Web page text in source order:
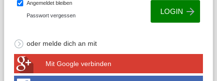
Angemeldet bleiben
Passwort vergessen
oder melde dich an mit
Mit Google verbinden